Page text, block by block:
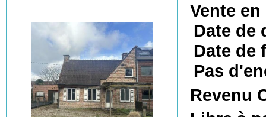
Vente
Date de
Date de
Pas
Revenu